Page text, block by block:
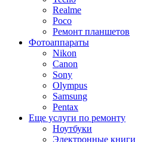
Realme
Poco
Ремонт планшетов
Фотоаппараты
Nikon
Canon
Sony
Olympus
Samsung
Pentax
Еще услуги по ремонту
Ноутбуки
Электронные книги